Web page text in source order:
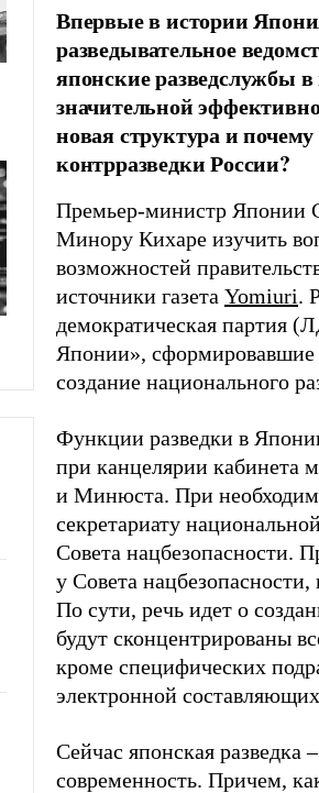
Впервые в истории
разведывательное
японские разведслужбы в
значительной
новая структура и
контрразведки России?
Премьер-министр Японии
Минору Кихаре изучить
возможностей
источники газета Yomiuri.
демократическая партия
Японии», сформировавшие
создание национального
Функции разведки в
при канцелярии
и Минюста. При
секретариату
Совета нацбезопасности.
у Совета
По сути, речь идет о
будут сконцентрированы
кроме специфических
электронной
Сейчас японская разведка
современность. Причем,